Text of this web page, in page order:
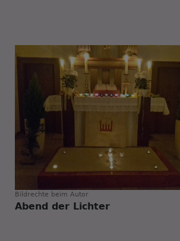
Bildrechte beim Autor
Abend der Lichter